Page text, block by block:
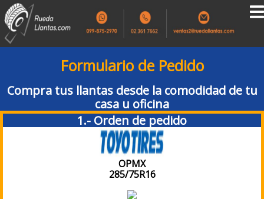
Formulario de Pedido
Compra tus llantas desde la comodidad de tu
casa u oficina
1.- Orden de pedido
OPMX
285/75R16